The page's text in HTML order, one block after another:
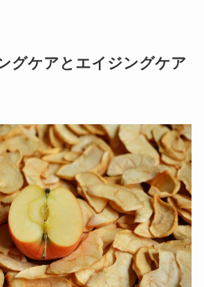
グケアとエイジングケア